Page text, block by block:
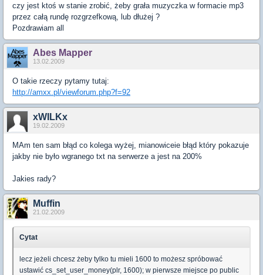
czy jest ktoś w stanie zrobić, żeby grała muzyczka w formacie mp3
przez całą rundę rozgrzefkową, lub dłużej ?
Pozdrawiam all
Abes Mapper
13.02.2009
O takie rzeczy pytamy tutaj:
http://amxx.pl/viewforum.php?f=92
xWILKx
19.02.2009
MAm ten sam błąd co kolega wyżej, mianowiceie błąd który pokazuje
jakby nie było wgranego txt na serwerze a jest na 200%
Jakies rady?
Muffin
21.02.2009
Cytat
lecz jeżeli chcesz żeby tylko tu mieli 1600 to możesz spróbować
ustawić cs_set_user_money(plr, 1600); w pierwsze miejsce po public